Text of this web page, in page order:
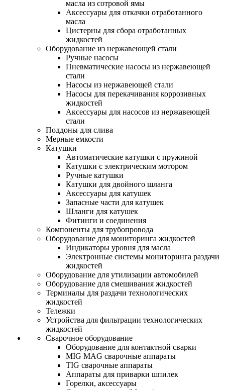
масла из сотровой ямы
Аксессуары для откачки отработанного
масла
Цистерны для сбора отработанных
жидкостей
Оборудование из нержавеющей стали
Ручные насосы
Пневматические насосы из нержавеющей
стали
Насосы из нержавеющей стали
Насосы для перекачивания коррозивных
жидкостей
Аксессуары для насосов из нержавеющей
стали
Поддоны для слива
Мерные емкости
Катушки
Автоматические катушки с пружиной
Катушки с электрическим мотором
Ручные катушки
Катушки для двойного шланга
Аксессуары для катушек
Запасные части для катушек
Шланги для катушек
Фитинги и соединения
Компоненты для трубопровода
Оборудование для мониторинга жидкостей
Индикаторы уровня для масла
Электронные системы мониторинга раздачи
жидкостей
Оборудование для утилизации автомобилей
Оборудование для смешивания жидкостей
Терминалы для раздачи технологических
жидкостей
Тележки
Устройства для фильтрации технологических
жидкостей
Сварочное оборудование
Оборудование для контактной сварки
MIG MAG сварочные аппараты
TIG сварочные аппараты
Аппараты для приварки шпилек
Горелки, аксессуары